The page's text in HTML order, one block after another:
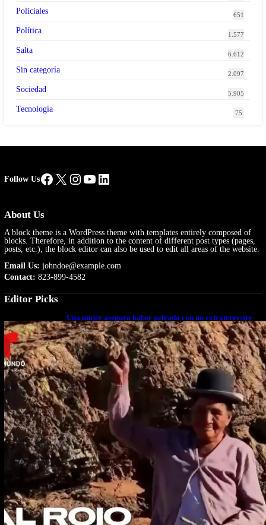
Policiales 651
Política 1.577
Salta 6.612
Sin categoría 2.097
Sociedad 5.905
Tecnología 75
Follow UsFacebook
X Instagram
YouTube
LinkedIn
About Us
A block theme is a WordPress theme with templates entirely composed of
blocks. Therefore, in addition to the content of different post types (pages,
posts, etc.), the block editor can also be used to edit all areas of the website.
Email Us: johndoe@example.com
Contact: 823-899-4582
Editor Picks
Una mujer asegura haber peleado con un extraterrestre
cuerpo a cuerpo